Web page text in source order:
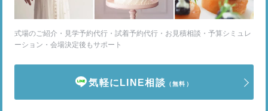
式場のご紹介・見学予約代行・試着予約代行・お見積相談・予算シミュレ
ーション・会場決定後もサポート
気軽にLINE相談 （無料）